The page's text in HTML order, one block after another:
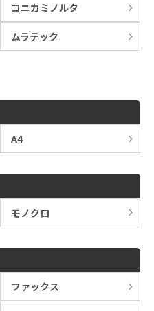
コニカミノルタ
ムラテック
A4
モノクロ
ファックス